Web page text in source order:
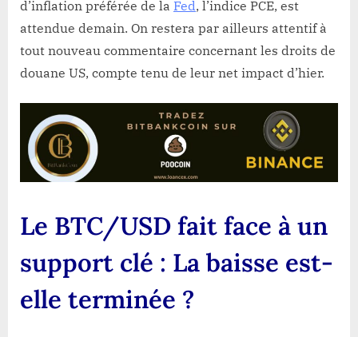
d’inflation préférée de la Fed, l’indice PCE, est
attendue demain. On restera par ailleurs attentif à
tout nouveau commentaire concernant les droits de
douane US, compte tenu de leur net impact d’hier.
Le BTC/USD fait face à un
support clé : La baisse est-
elle terminée ?